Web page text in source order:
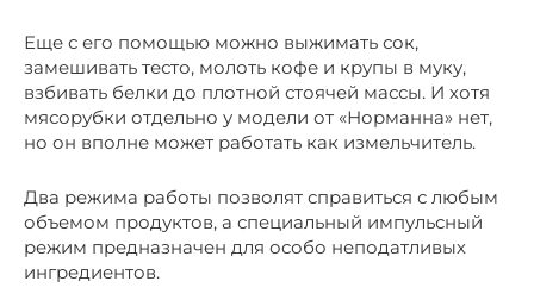
Еще с его помощью можно выжимать сок,
замешивать тесто, молоть кофе и крупы в муку,
взбивать белки до плотной стоячей массы. И хотя
мясорубки отдельно у модели от «Норманна» нет,
но он вполне может работать как измельчитель.
Два режима работы позволят справиться с любым
объемом продуктов, а специальный импульсный
режим предназначен для особо неподатливых
ингредиентов.